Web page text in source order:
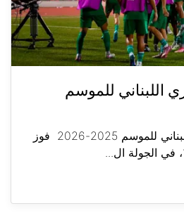
اللبناني للموسم
الأنصار بطلًا للدوري اللبناني للموسم 2025-2026 فوز